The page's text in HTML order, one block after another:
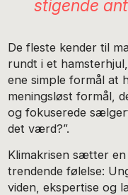
stigende
De fleste kender til
rundt i et
ene simple formål at
meningsløst formål,
og fokuserede
det værd?”.
Klimakrisen sætter
trendende følelse:
viden, ekspertise og